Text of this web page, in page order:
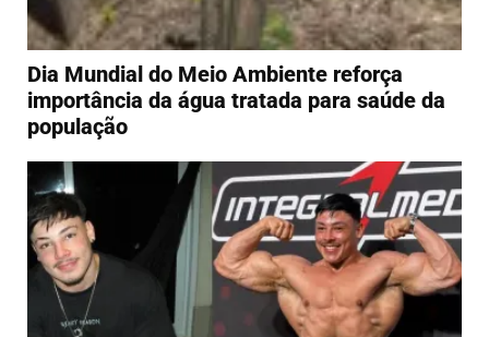
Dia Mundial do Meio Ambiente reforça
importância da água tratada para saúde da
população